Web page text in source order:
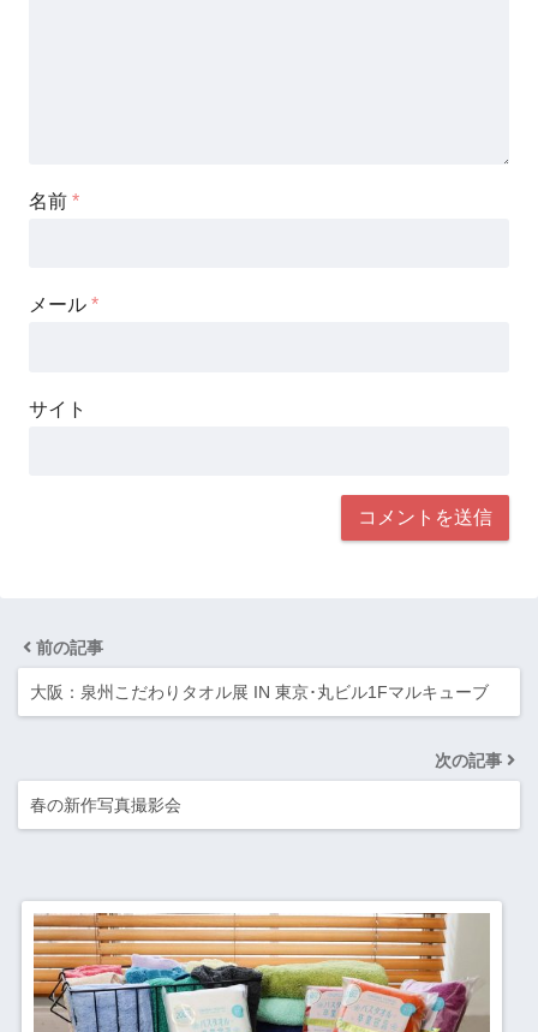
名前 *
メール *
サイト
前の記事
大阪：泉州こだわりタオル展 IN 東京･丸ビル1Fマルキューブ
次の記事
春の新作写真撮影会